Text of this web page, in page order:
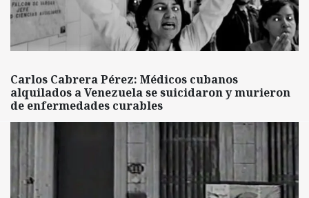
Carlos Cabrera Pérez: Médicos cubanos
alquilados a Venezuela se suicidaron y murieron
de enfermedades curables